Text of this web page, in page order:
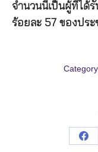
จำนวนนี้เป็นผู้ที่ได้
ร้อยละ 57 ของปร